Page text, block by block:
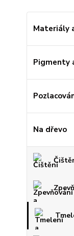
Materiály
Pigmenty
Na dřevo